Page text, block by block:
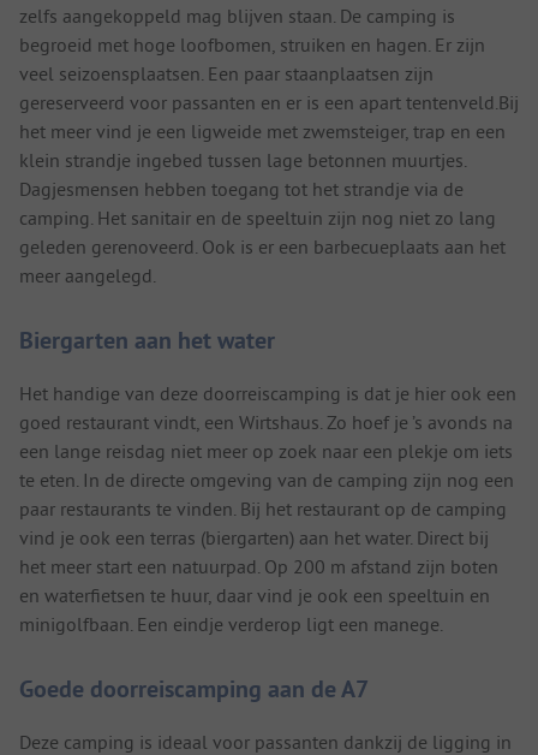
zelfs aangekoppeld mag blijven staan. De camping is
begroeid met hoge loofbomen, struiken en hagen. Er zijn
veel seizoensplaatsen. Een paar staanplaatsen zijn
gereserveerd voor passanten en er is een apart tentenveld.Bij
het meer vind je een ligweide met zwemsteiger, trap en een
klein strandje ingebed tussen lage betonnen muurtjes.
Dagjesmensen hebben toegang tot het strandje via de
camping. Het sanitair en de speeltuin zijn nog niet zo lang
geleden gerenoveerd. Ook is er een barbecueplaats aan het
meer aangelegd.
Biergarten aan het water
Het handige van deze doorreiscamping is dat je hier ook een
goed restaurant vindt, een Wirtshaus. Zo hoef je ’s avonds na
een lange reisdag niet meer op zoek naar een plekje om iets
te eten. In de directe omgeving van de camping zijn nog een
paar restaurants te vinden. Bij het restaurant op de camping
vind je ook een terras (biergarten) aan het water. Direct bij
het meer start een natuurpad. Op 200 m afstand zijn boten
en waterfietsen te huur, daar vind je ook een speeltuin en
minigolfbaan. Een eindje verderop ligt een manege.
Goede doorreiscamping aan de A7
Deze camping is ideaal voor passanten dankzij de ligging in